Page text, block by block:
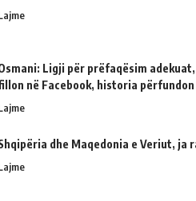
Ligji për prëfaqësim
në Facebook, historia përfundon
dhe Maqedonia e Veriut, ja